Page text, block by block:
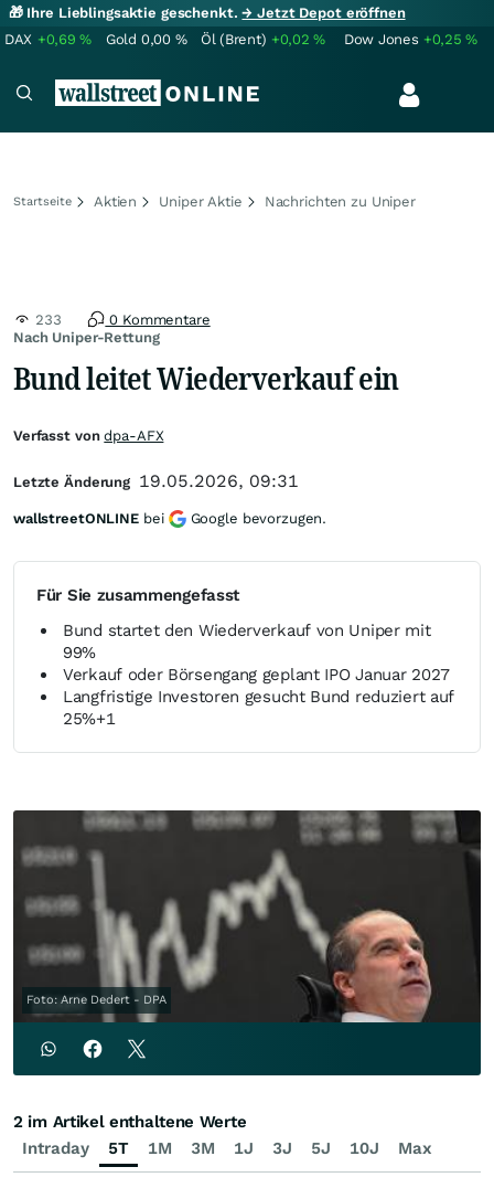
🎁 Ihre Lieblingsaktie geschenkt.→ Jetzt Depot eröffnen
DAX +0,69% Gold 0,00 % Öl (Brent) +0,02% Dow Jones +0,25%
Startseite Aktien Uniper Aktie Nachrichten zu Uniper
Nach Uniper-Rettung
233 0 Kommentare
Bund leitet Wiederverkauf ein
Für Sie zusammengefasst
Bund startet den Wiederverkauf von Uniper mit
99%
Verkauf oder Börsengang geplant IPO Januar 2027
Langfristige Investoren gesucht Bund reduziert auf
25%+1
Foto: Arne Dedert - DPA
Verfasst vondpa-AFX
Letzte Änderung 19.05.2026, 09:31
wallstreetONLINE bei Google bevorzugen.
Intraday 5T 1M 3M 1J 3J 5J 10J Max
2 im Artikel enthaltene Werte